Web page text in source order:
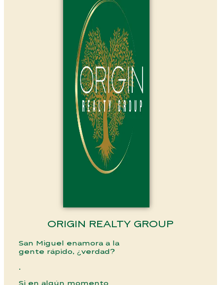
ORIGIN REALTY GROUP
San Miguel enamora a la
gente rápido, ¿verdad?
.